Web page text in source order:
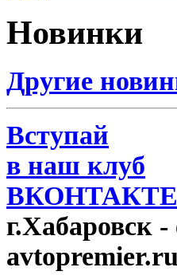
Новинки
Другие
Вступай
в наш клуб
ВКОНТАКТЕ
г.Хабаровск -